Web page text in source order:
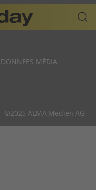
DONNÉES MÉDIA
©2025 ALMA Medien AG